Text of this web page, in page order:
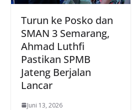
Turun ke Posko dan
SMAN 3 Semarang,
Ahmad Luthfi
Pastikan SPMB
Jateng Berjalan
Lancar
Juni 13, 2026